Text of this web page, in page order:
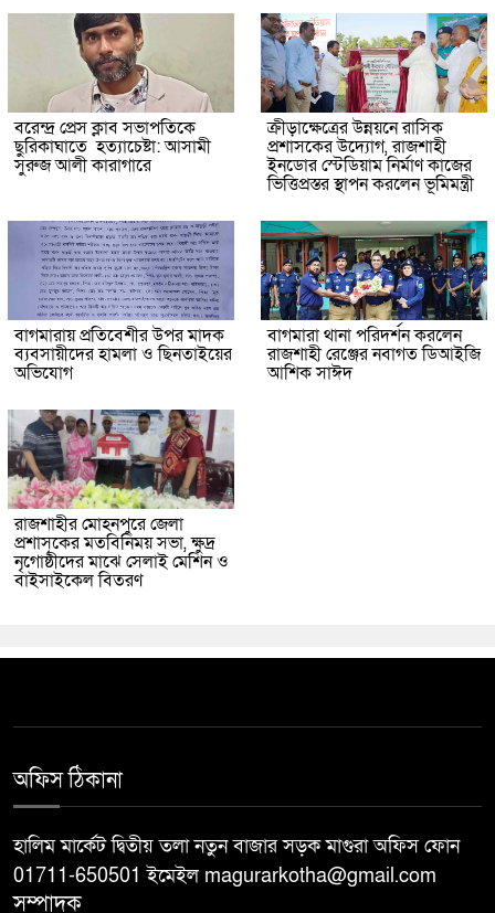
বরেন্দ্র প্রেস ক্লাব সভাপতিকে
ছুরিকাঘাতে হত্যাচেষ্টা: আসামী
সুরুজ আলী কারাগারে
ক্রীড়াক্ষেত্রের উন্নয়নে রাসিক
প্রশাসকের উদ্যোগ, রাজশাহী
ইনডোর স্টেডিয়াম নির্মাণ কাজের
ভিত্তিপ্রস্তর স্থাপন করলেন ভূমিমন্ত্রী
বাগমারায় প্রতিবেশীর উপর মাদক
ব্যবসায়ীদের হামলা ও ছিনতাইয়ের
অভিযোগ
বাগমারা থানা পরিদর্শন করলেন
রাজশাহী রেঞ্জের নবাগত ডিআইজি
আশিক সাঈদ
রাজশাহীর মোহনপুরে জেলা
প্রশাসকের মতবিনিময় সভা, ক্ষুদ্র
নৃগোষ্ঠীদের মাঝে সেলাই মেশিন ও
বাইসাইকেল বিতরণ
অফিস ঠিকানা
হালিম মার্কেট দ্বিতীয় তলা নতুন বাজার সড়ক মাগুরা অফিস ফোন
01711-650501 ইমেইল magurarkotha@gmail.com
সম্পাদক